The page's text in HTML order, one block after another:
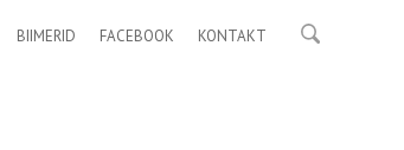
BIIMERID FACEBOOK KONTAKT